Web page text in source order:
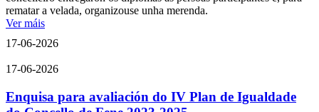
rematar a velada, organizouse unha merenda.
Ver máis
17-06-2026
17-06-2026
Enquisa para avaliación do IV Plan de Igualdade